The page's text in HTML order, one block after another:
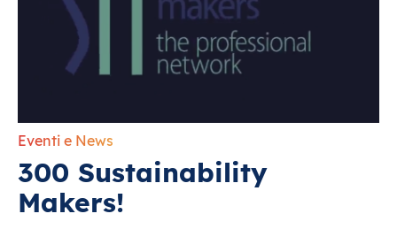
Eventi e News
300 Sustainability
Makers!